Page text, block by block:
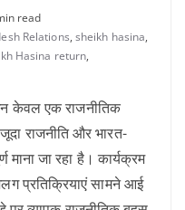
read
Relations, sheikh hasina,
Hasina return,
केवल एक राजनीतिक
राजनीति और भारत-
माना जा रहा है। कार्यक्रम
प्रतिक्रियाएं सामने आई